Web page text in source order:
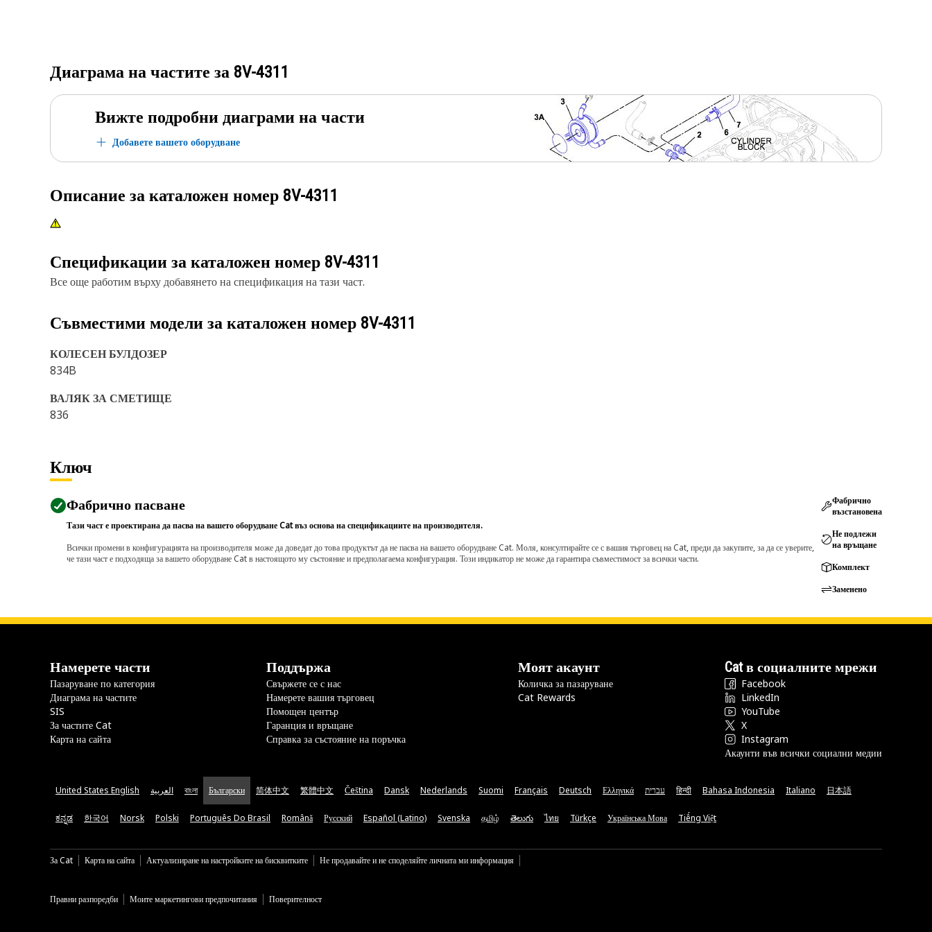
Диаграма на частите за 8V-4311
Вижте подробни диаграми на части
Добавете вашето оборудване
Описание за каталожен номер 8V-4311
Спецификации за каталожен номер 8V-4311
Все още работим върху добавянето на спецификация на тази част.
Съвместими модели за каталожен номер 8V-4311
КОЛЕСЕН БУЛДОЗЕР
834B
ВАЛЯК ЗА СМЕТИЩЕ
836
Ключ
Фабрично пасване
Тази част е проектирана да пасва на вашето оборудване Cat въз основа на спецификациите на производителя.
Всички промени в конфигурацията на производителя може да доведат до това продуктът да не пасва на вашето оборудване Cat. Моля, консултирайте се с вашия търговец на Cat, преди да закупите, за да се уверите,
че тази част е подходяща за вашето оборудване Cat в настоящото му състояние и предполагаема конфигурация. Този индикатор не може да гарантира съвместимост за всички части.
Фабрично
възстановена
Не подлежи
на връщане
Комплект
Заменено
Намерете части
Пазаруване по категория
Диаграма на частите
SIS
За частите Cat
Карта на сайта
Поддържа
Свържете се с нас
Намерете вашия търговец
Помощен център
Гаранция и връщане
Справка за състояние на поръчка
Моят акаунт
Количка за пазаруване
Cat Rewards
Cat в социалните мрежи
Facebook
LinkedIn
YouTube
X
Instagram
Акаунти във всички социални медии
United States English العربية বাংলা Български 简体中文 繁體中文 Čeština Dansk Nederlands Suomi Français Deutsch Ελληνικά עברית हिन्दी Bahasa Indonesia Italiano 日本語
ಕನ್ನಡ 한국어 Norsk Polski Português Do Brasil Română Русский Español (Latino) Svenska தமிழ் తెలుగు ไทย Türkçe Українська Мова Tiếng Việt
За Cat Карта на сайта Актуализиране на настройките на бисквитките Не продавайте и не споделяйте личната ми информация
Правни разпоредби Моите маркетингови предпочитания Поверителност